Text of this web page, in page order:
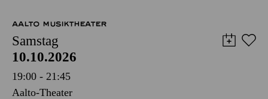
AALTO MUSIKTHEATER
Samstag
10.10.2026
19:00 - 21:45
Aalto-Theater